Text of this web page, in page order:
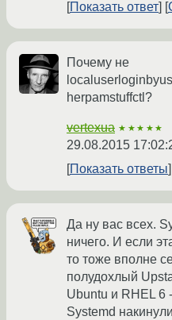
Показать ответ
Почему не
herpamstuffctl?
vertexua ★★★★★
29.08.2015
Показать ответы
Да ну вас всех.
ничего. И если
то тоже вполне
полудохлый
Ubuntu и RHEL 6
Systemd